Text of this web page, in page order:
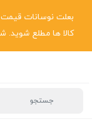
بعلت نوسانات
کالا ها مطلع شوید. شماره